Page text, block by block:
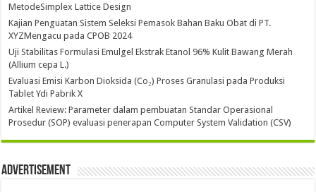
MetodeSimplex Lattice Design
Kajian Penguatan Sistem Seleksi Pemasok Bahan Baku Obat di PT.
XYZMengacu pada CPOB 2024
Uji Stabilitas Formulasi Emulgel Ekstrak Etanol 96% Kulit Bawang Merah
(Allium cepa L.)
Evaluasi Emisi Karbon Dioksida (Co₂) Proses Granulasi pada Produksi
Tablet Ydi Pabrik X
Artikel Review: Parameter dalam pembuatan Standar Operasional
Prosedur (SOP) evaluasi penerapan Computer System Validation (CSV)
Advertisement